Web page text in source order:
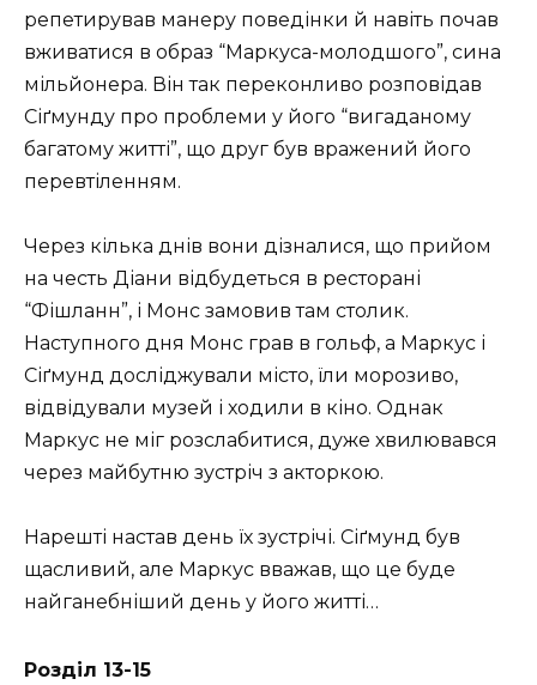
репетирував манеру поведінки й навіть почав
вживатися в образ “Маркуса-молодшого”, сина
мільйонера. Він так переконливо розповідав
Сіґмунду про проблеми у його “вигаданому
багатому житті”, що друг був вражений його
перевтіленням.
Через кілька днів вони дізналися, що прийом
на честь Діани відбудеться в ресторані
“Фішланн”, і Монс замовив там столик.
Наступного дня Монс грав в гольф, а Маркус і
Сіґмунд досліджували місто, їли морозиво,
відвідували музей і ходили в кіно. Однак
Маркус не міг розслабитися, дуже хвилювався
через майбутню зустріч з акторкою.
Нарешті настав день їх зустрічі. Сіґмунд був
щасливий, але Маркус вважав, що це буде
найганебніший день у його житті…
Розділ 13-15